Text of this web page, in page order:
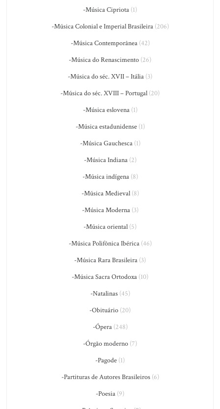
-Música Cipriota (1)
-Música Colonial e Imperial Brasileira(206)
-Música Contemporânea(42)
-Música do Renascimento (26)
-Música do séc. XVII – Itália (3)
-Música do séc. XVIII – Portugal (20)
-Música eslovena(1)
-Música estadunidense(1)
-Música Gauchesca(1)
-Música Indiana(2)
-Música indígena(8)
-Música Medieval(8)
-Música Moderna(3)
-Música oriental (5)
-Música Polifônica Ibérica(46)
-Música Rara Brasileira (3)
-Música Sacra Ortodoxa (10)
-Natalinas(45)
-Obituário (20)
-Ópera(248)
-Órgão moderno (7)
-Pagode (1)
-Partituras de Autores Brasileiros(6)
-Poesia (9)